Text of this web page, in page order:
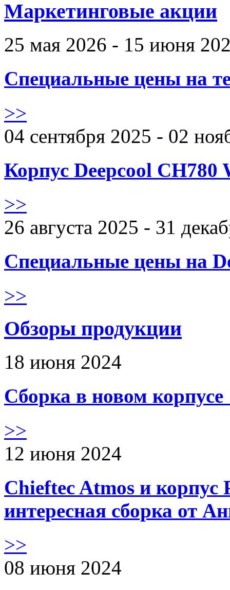
Маркетинговые акции
25 мая 2026 - 15 июня
Специальные цены на
>>
04 сентября 2025 - 02
Корпус Deepcool CH780
>>
26 августа 2025 - 31
Специальные цены на
>>
Обзоры продукции
18 июня 2024
Сборка в новом
>>
12 июня 2024
Chieftec Atmos и корпус
интересная сборка от
>>
08 июня 2024